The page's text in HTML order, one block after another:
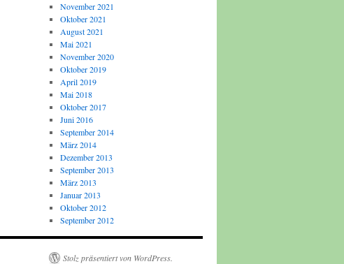
November 2021
Oktober 2021
August 2021
Mai 2021
November 2020
Oktober 2019
April 2019
Mai 2018
Oktober 2017
Juni 2016
September 2014
März 2014
Dezember 2013
September 2013
März 2013
Januar 2013
Oktober 2012
September 2012
Stolz präsentiert von WordPress.